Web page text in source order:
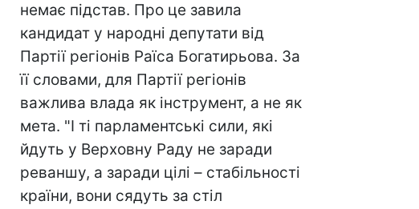
немає підстав. Про це завила
кандидат у народні депутати від
Партії регіонів Раїса Богатирьова. За
її словами, для Партії регіонів
важлива влада як інструмент, а не як
мета. "І ті парламентські сили, які
йдуть у Верховну Раду не заради
реваншу, а заради цілі – стабільності
країни, вони сядуть за стіл